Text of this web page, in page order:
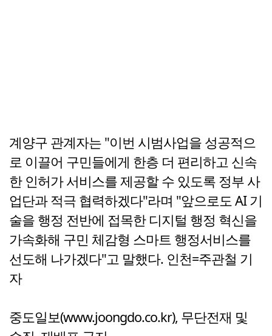
계양구 관계자는 "이번 시범사업을 성공적으
로 이끌어 구민들에게 한층 더 편리하고 신속
한 인허가 서비스를 제공할 수 있도록 정부 사
업단과 적극 협력하겠다"라며 "앞으로도 AI 기
술을 행정 전반에 접목한 디지털 행정 혁신을
가속화해 구민 체감형 스마트 행정서비스를
선도해 나가겠다"고 말했다. 인천=주관철 기
자
중도일보(www.joongdo.co.kr), 무단전재 및